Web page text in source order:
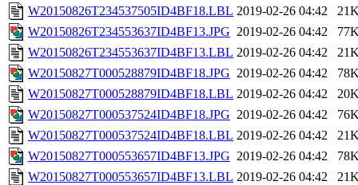
W20150826T234537505ID4BF18.LBL 2019-02-26 04:42
W20150826T234553637ID4BF13.JPG 2019-02-26 04:42
W20150826T234553637ID4BF13.LBL 2019-02-26 04:42
W20150827T000528879ID4BF18.JPG 2019-02-26 04:42
W20150827T000528879ID4BF18.LBL 2019-02-26 04:42
W20150827T000537524ID4BF18.JPG 2019-02-26 04:42
W20150827T000537524ID4BF18.LBL 2019-02-26 04:42
W20150827T000553657ID4BF13.JPG 2019-02-26 04:42
W20150827T000553657ID4BF13.LBL 2019-02-26 04:42